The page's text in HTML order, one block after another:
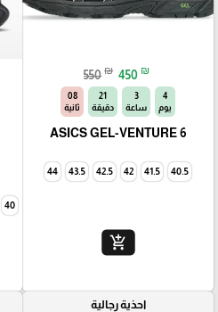
550 ₪ 450 ₪
4
يوم
3
ساعة
21
دقيقة
06
ثانية
ASICS GEL-VENTURE 6
40.5
41.5
42
42.5
43.5
44
add_shopping_cart
40
احذية رجالية